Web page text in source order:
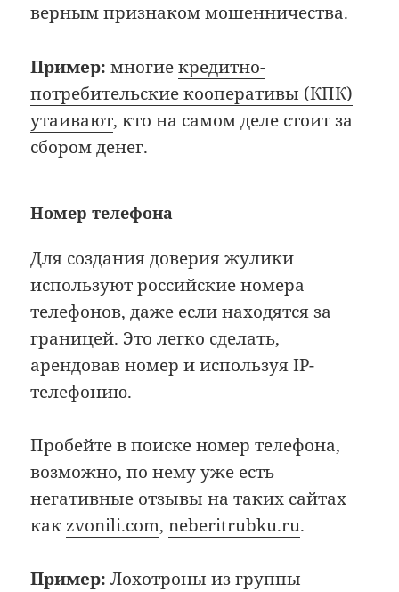
верным признаком мошенничества.
Пример: многиекредитно-
потребительские кооперативы (КПК)
утаивают, кто на самом деле стоит за
сбором денег.
Номер телефона
Для создания доверия жулики
используют российские номера
телефонов, даже если находятся за
границей. Это легко сделать,
арендовав номер и используя IP-
телефонию.
Пробейте в поиске номер телефона,
возможно, по нему уже есть
негативные отзывы на таких сайтах
какzvonili.com,neberitrubku.ru.
Пример: Лохотроны из группы